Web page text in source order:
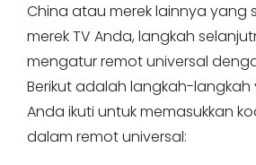
China atau merek lainnya yang
merek TV Anda, langkah
mengatur remot universal
Berikut adalah langkah-
Anda ikuti untuk memasukkan
dalam remot universal: